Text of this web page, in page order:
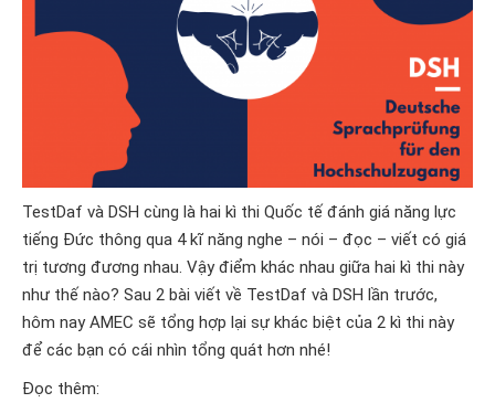
TestDaf và DSH cùng là hai kì thi Quốc tế đánh giá năng lực
tiếng Đức thông qua 4 kĩ năng nghe – nói – đọc – viết có giá
trị tương đương nhau. Vậy điểm khác nhau giữa hai kì thi này
như thế nào? Sau 2 bài viết về TestDaf và DSH lần trước,
hôm nay AMEC sẽ tổng hợp lại sự khác biệt của 2 kì thi này
để các bạn có cái nhìn tổng quát hơn nhé!
Đọc thêm: